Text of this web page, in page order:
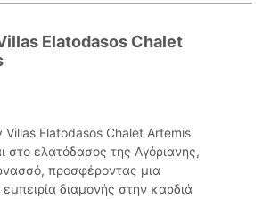
Elatodasos Chalet
Villas Elatodasos Chalet Artemis
στο ελατόδασος της Αγόριανης,
προσφέροντας μια
εμπειρία διαμονής στην καρδιά